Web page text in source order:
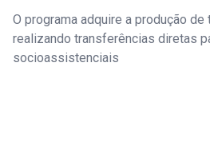
O programa adquire a produção de
realizando transferências diretas
socioassistenciais